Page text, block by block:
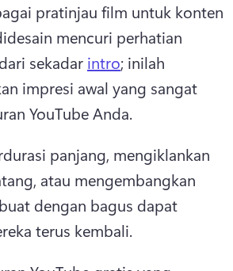
pratinjau film untuk konten
mencuri perhatian
sekadar intro; inilah
impresi awal yang sangat
YouTube Anda.
panjang, mengiklankan
atau mengembangkan
dengan bagus dapat
terus kembali.